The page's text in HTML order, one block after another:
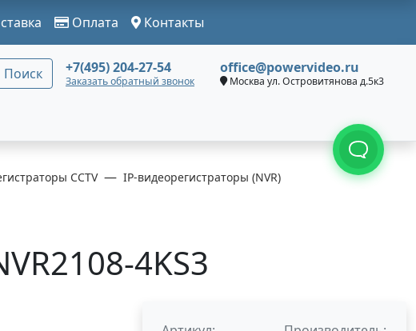
Оплата Контакты
Поиск +7(495) 204-27-54
Заказать обратный звонок
office@powervideo.ru
Москва ул. Островитянова д.5к3
CCTV IP-видеорегистраторы (NVR)
4KS3